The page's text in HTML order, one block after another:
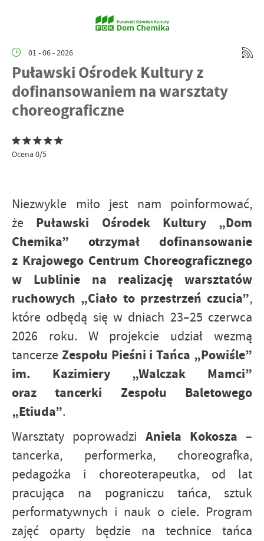
01 - 06 - 2026
Puławski Ośrodek Kultury z
dofinansowaniem na warsztaty
choreograficzne
Ocena 0/5
Niezwykle miło jest nam poinformować,
że Puławski Ośrodek Kultury „Dom
Chemika” otrzymał dofinansowanie
z Krajowego Centrum Choreograficznego
w Lublinie na realizację warsztatów
ruchowych „Ciało to przestrzeń czucia”,
które odbędą się w dniach 23–25 czerwca
2026 roku. W projekcie udział wezmą
tancerze Zespołu Pieśni i Tańca „Powiśle”
im. Kazimiery „Walczak Mamci”
oraz tancerki Zespołu Baletowego
„Etiuda”.
Warsztaty poprowadzi Aniela Kokosza –
tancerka, performerka, choreografka,
pedagożka i choreoterapeutka, od lat
pracująca na pograniczu tańca, sztuk
performatywnych i nauk o ciele. Program
zajęć oparty będzie na technice tańca